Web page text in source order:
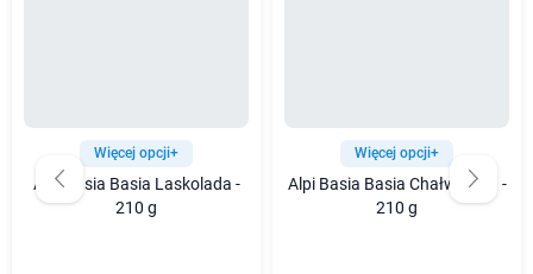
Więcej opcji+
Alpi Basia Basia Laskolada -
210 g
Więcej opcji+
Alpi Basia Basia Chałwolada -
210 g